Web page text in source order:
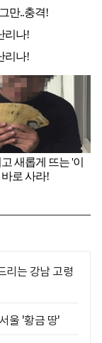
리는 강남 고령
울 '황금 땅'